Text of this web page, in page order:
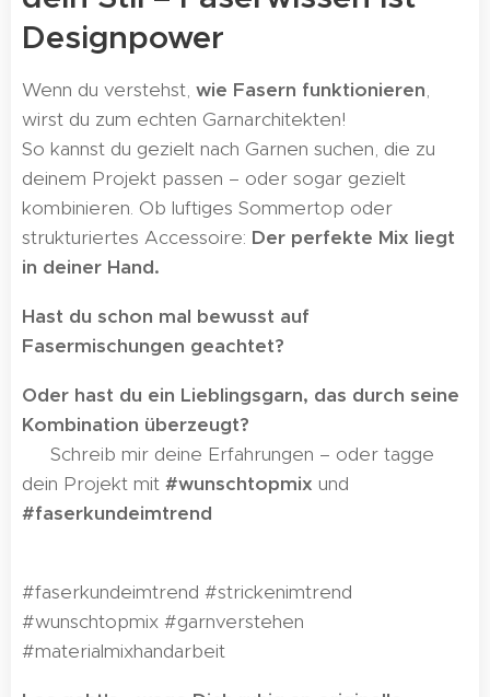
Designpower
Wenn du verstehst, wie Fasern funktionieren,
wirst du zum echten Garnarchitekten!
So kannst du gezielt nach Garnen suchen, die zu
deinem Projekt passen – oder sogar gezielt
kombinieren. Ob luftiges Sommertop oder
strukturiertes Accessoire: Der perfekte Mix liegt
in deiner Hand.
Hast du schon mal bewusst auf
Fasermischungen geachtet?
Oder hast du ein Lieblingsgarn, das durch seine
Kombination überzeugt?
💬 Schreib mir deine Erfahrungen – oder tagge
dein Projekt mit #wunschtopmix und
#faserkundeimtrend
#faserkundeimtrend #strickenimtrend
#wunschtopmix #garnverstehen
#materialmixhandarbeit